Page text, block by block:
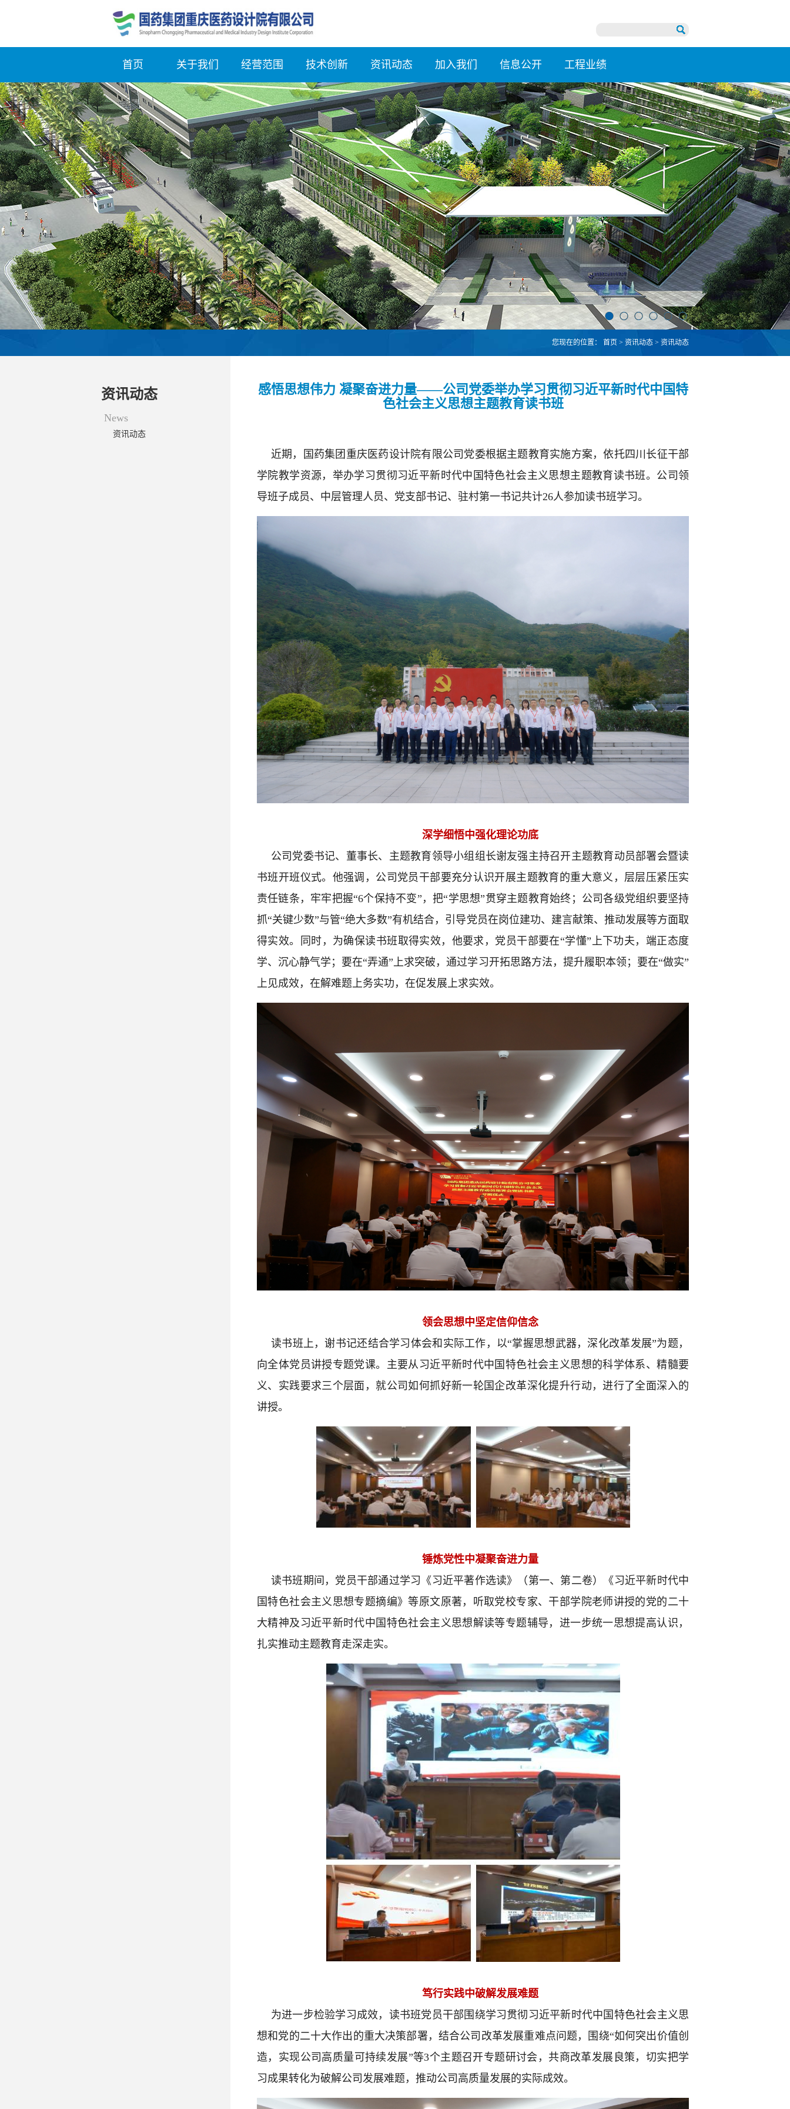
首页 关于我们 经营范围 技术创新 资讯动态 加入我们 信息公开 工程业绩
资讯动态
News
资讯动态
您现在的位置： 首页 > 资讯动态 > 资讯动态
感悟思想伟力 凝聚奋进力量——公司党委举办学习贯彻习近平新时代中国特
色社会主义思想主题教育读书班
近期，国药集团重庆医药设计院有限公司党委根据主题教育实施方案，依托四川长征干部
学院教学资源，举办学习贯彻习近平新时代中国特色社会主义思想主题教育读书班。公司领
导班子成员、中层管理人员、党支部书记、驻村第一书记共计26人参加读书班学习。
深学细悟中强化理论功底
公司党委书记、董事长、主题教育领导小组组长谢友强主持召开主题教育动员部署会暨读
书班开班仪式。他强调，公司党员干部要充分认识开展主题教育的重大意义，层层压紧压实
责任链条，牢牢把握“6个保持不变”，把“学思想”贯穿主题教育始终；公司各级党组织要坚持
抓“关键少数”与管“绝大多数”有机结合，引导党员在岗位建功、建言献策、推动发展等方面取
得实效。同时，为确保读书班取得实效，他要求，党员干部要在“学懂”上下功夫，端正态度
学、沉心静气学；要在“弄通”上求突破，通过学习开拓思路方法，提升履职本领；要在“做实”
上见成效，在解难题上务实功，在促发展上求实效。
领会思想中坚定信仰信念
读书班上，谢书记还结合学习体会和实际工作，以“掌握思想武器，深化改革发展”为题，
向全体党员讲授专题党课。主要从习近平新时代中国特色社会主义思想的科学体系、精髓要
义、实践要求三个层面，就公司如何抓好新一轮国企改革深化提升行动，进行了全面深入的
讲授。
锤炼党性中凝聚奋进力量
读书班期间，党员干部通过学习《习近平著作选读》（第一、第二卷）《习近平新时代中
国特色社会主义思想专题摘编》等原文原著，听取党校专家、干部学院老师讲授的党的二十
大精神及习近平新时代中国特色社会主义思想解读等专题辅导，进一步统一思想提高认识，
扎实推动主题教育走深走实。
笃行实践中破解发展难题
为进一步检验学习成效，读书班党员干部围绕学习贯彻习近平新时代中国特色社会主义思
想和党的二十大作出的重大决策部署，结合公司改革发展重难点问题，围绕“如何突出价值创
造，实现公司高质量可持续发展”等3个主题召开专题研讨会，共商改革发展良策，切实把学
习成果转化为破解公司发展难题，推动公司高质量发展的实际成效。